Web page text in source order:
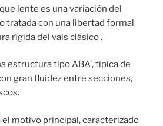
lente es una variación del
tratada con una libertad formal
rígida del vals clásico .
estructura tipo ABA’, típica de
gran fluidez entre secciones,
el motivo principal, caracterizado